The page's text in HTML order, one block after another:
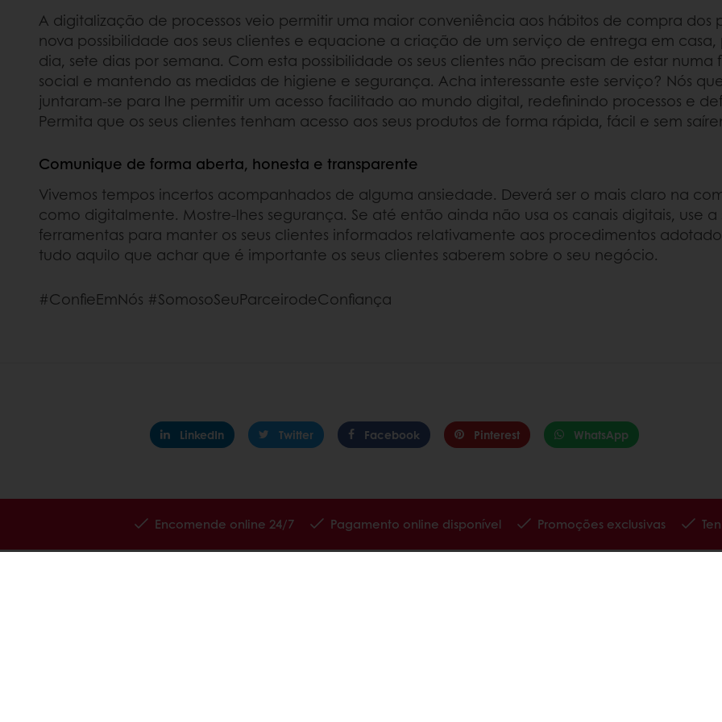
A digitalização de processos veio permitir uma maior conveniência aos hábitos de compra dos
nova possibilidade aos seus clientes e equacione a criação de um serviço de entrega em
dia, sete dias por semana. Com esta possibilidade os seus clientes não precisam de estar
social e mantendo as medidas de higiene e segurança. Acha interessante este serviço? Nós
juntaram-se para lhe permitir um acesso facilitado ao mundo digital, redefinindo processos e
Permita que os seus clientes tenham acesso aos seus produtos de forma rápida, fácil e sem
Comunique de forma aberta, honesta e transparente
Vivemos tempos incertos acompanhados de alguma ansiedade. Deverá ser o mais claro na
como digitalmente. Mostre-lhes segurança. Se até então ainda não usa os canais digitais, use
ferramentas para manter os seus clientes informados relativamente aos procedimentos
tudo aquilo que achar que é importante os seus clientes saberem sobre o seu negócio.
#ConfieEmNós #SomosoSeuParceirodeConfiança
LinkedIn Twitter Facebook Pinterest WhatsApp
Encomende online 24/7 Pagamento online disponível Promoções exclusivas